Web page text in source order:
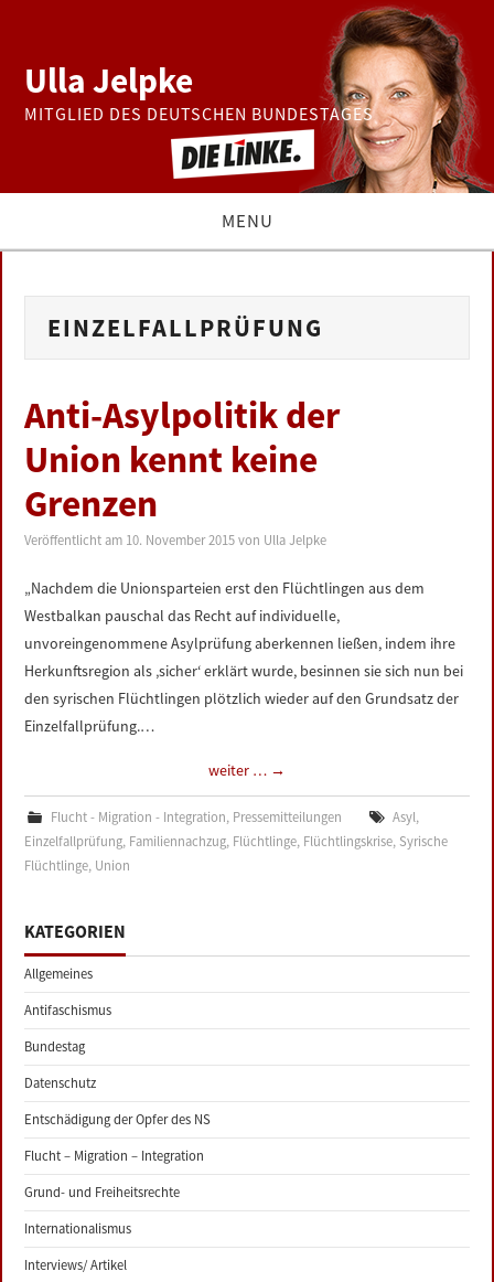
Ulla Jelpke
MITGLIED DES DEUTSCHEN BUNDESTAGES
MENU
BUNDESTAG
PRESSE
ZUR PERSON
LINKS
IMPRESSUM
EINZELFALLPRÜFUNG
Anti-Asylpolitik der
Union kennt keine
Grenzen
Veröffentlicht am 10. November 2015 von Ulla Jelpke
„Nachdem die Unionsparteien erst den Flüchtlingen aus dem
Westbalkan pauschal das Recht auf individuelle,
unvoreingenommene Asylprüfung aberkennen ließen, indem ihre
Herkunftsregion als ‚sicher‘ erklärt wurde, besinnen sie sich nun bei
den syrischen Flüchtlingen plötzlich wieder auf den Grundsatz der
Einzelfallprüfung.…
weiter … →
Flucht - Migration - Integration, Pressemitteilungen Asyl,
Einzelfallprüfung, Familiennachzug, Flüchtlinge, Flüchtlingskrise, Syrische
Flüchtlinge, Union
KATEGORIEN
Allgemeines
Antifaschismus
Bundestag
Datenschutz
Entschädigung der Opfer des NS
Flucht – Migration – Integration
Grund- und Freiheitsrechte
Internationalismus
Interviews/ Artikel